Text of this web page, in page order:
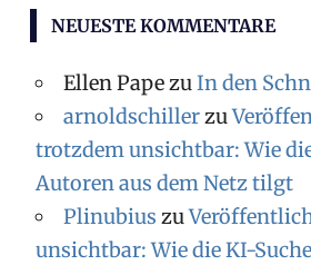
NEUESTE KOMMENTARE
Ellen PapezuIn den
arnoldschillerzu
trotzdem unsichtbar: Wie
Autoren aus dem Netz tilgt
Plinubius zu
unsichtbar: Wie die KI-